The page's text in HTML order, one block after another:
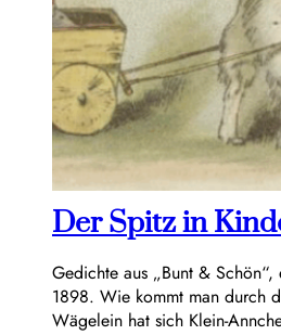
Der Spitz in
Gedichte aus „Bunt &
1898. Wie kommt man durch
Wägelein hat sich Klein-